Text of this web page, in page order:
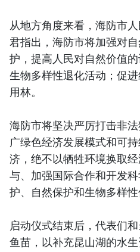
从地方角度来看，海防市
君指出，海防市将加强对
护，提高人民对自然价值
生物多样性退化活动；促
用林。
海防市将坚决严厉打击非
广绿色经济发展模式和可
济，绝不以牺牲环境换取
与、加强国际合作和开发
护、自然保护和生物多样性
启动仪式结束后，代表们
鱼苗，以补充昆山湖的水生